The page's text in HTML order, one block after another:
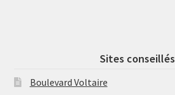
Sites conseillés
Boulevard Voltaire